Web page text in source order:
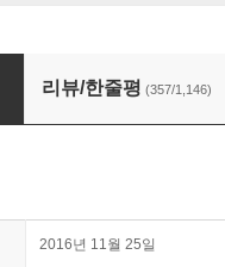
리뷰/한줄평 (357/1,146)
2016년 11월 25일